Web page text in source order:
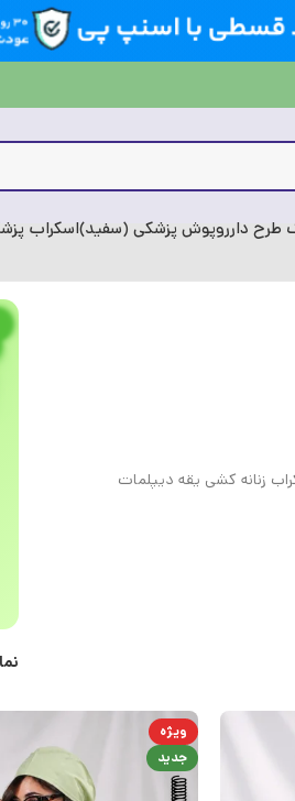
طرح دارروپوش پزشکی (سفید)اسکراب
زنانه کشی یقه دیپلمات
ویژه
جدید